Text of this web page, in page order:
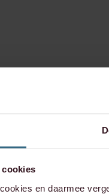
cookies
en daarmee